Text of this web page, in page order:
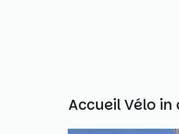
Weitere Accueil Vélo